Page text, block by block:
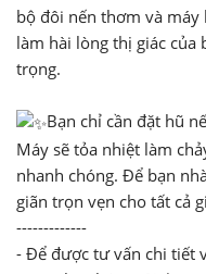
bộ đôi nến thơm và
làm hài lòng thị giác của
trọng.
Bạn chỉ cần đặt hũ
Máy sẽ tỏa nhiệt làm
nhanh chóng. Để bạn
giãn trọn vẹn cho tất cả
-------------
- Để được tư vấn chi tiết